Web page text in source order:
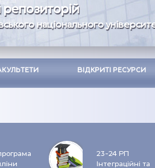
національного
ВІДКРИТІ РЕСУРСИ
23-24 РП
Інтеграційні та